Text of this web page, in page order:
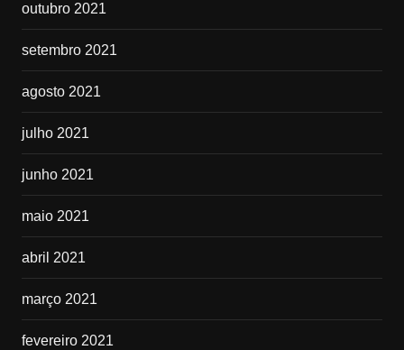
outubro 2021
setembro 2021
agosto 2021
julho 2021
junho 2021
maio 2021
abril 2021
março 2021
fevereiro 2021